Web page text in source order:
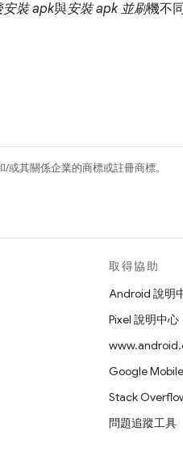
裝 apk與安裝 apk 並刷機不
其關係企業的商標或註冊商標。
取得協助
Android 說明
Pixel 說明中心
Google
Stack
問題追蹤工具